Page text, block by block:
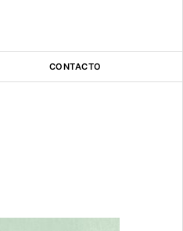
CONTACTO